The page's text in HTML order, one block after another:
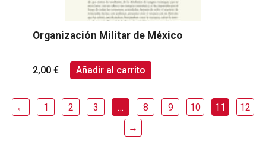
Organización Militar de México
2,00 € Añadir al carrito
← 1 2 3 … 8 9 10 11
12
→